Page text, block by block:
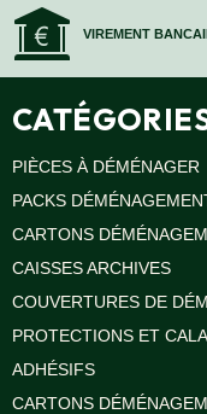
Bulles
Films
Mousse
Bulles
Pochettes
bulles
Housses
Protection
Sac
tout,
sachet
à
quincaillerie
VIREMENT
PIÈCES À DÉMÉNAGER
PACKS
CARTONS
CAISSES ARCHIVES
COUVERTURES DE
PROTECTIONS ET
ADHÉSIFS
CARTONS